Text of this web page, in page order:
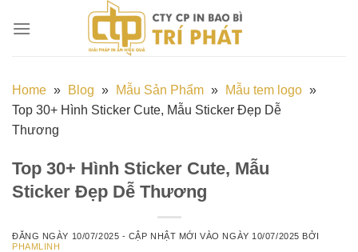
đến
Home » Blog » Mẫu Sản Phẩm » Mẫu tem logo »
Top 30+ Hình Sticker Cute, Mẫu Sticker Đẹp Dễ
Thương
Top 30+ Hình Sticker Cute, Mẫu
Sticker Đẹp Dễ Thương
ĐĂNG NGÀY 10/07/2025 - CẬP NHẬT MỚI VÀO NGÀY 10/07/2025 BỞI
PHAMLINH